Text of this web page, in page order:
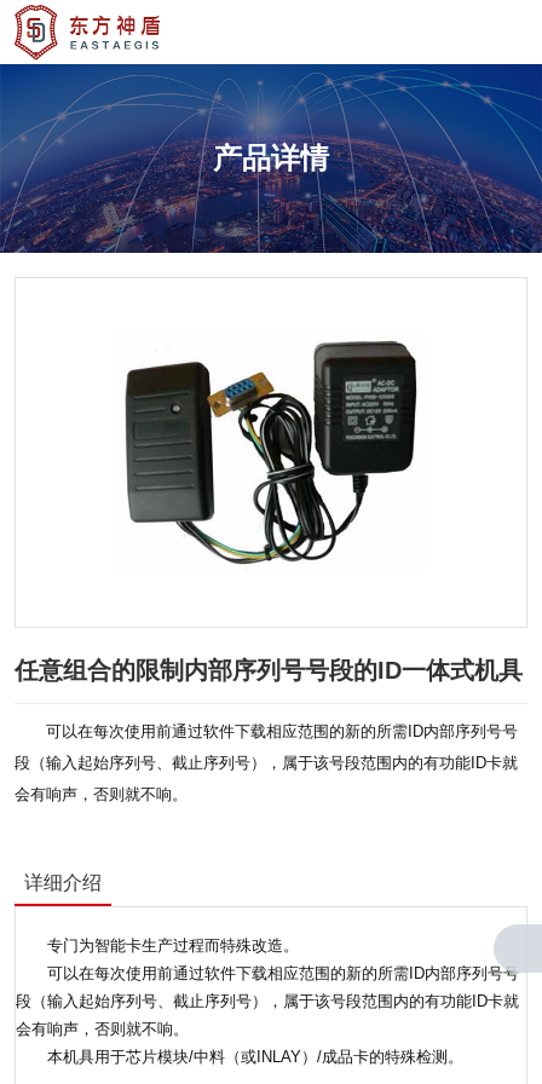
产品详情
产品详情
任意组合的限制内部序列号号段的ID一体式机具
可以在每次使用前通过软件下载相应范围的新的所需ID内部序列号号
段（输入起始序列号、截止序列号），属于该号段范围内的有功能ID卡就
会有响声，否则就不响。
详细介绍
专门为智能卡生产过程而特殊改造。
可以在每次使用前通过软件下载相应范围的新的所需ID内部序列号号
段（输入起始序列号、截止序列号），属于该号段范围内的有功能ID卡就
会有响声，否则就不响。
本机具用于芯片模块/中料（或INLAY）/成品卡的特殊检测。